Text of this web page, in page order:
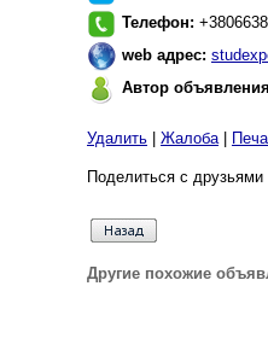
Телефон:
web адрес:
Автор
Удалить Жалоба|
Поделиться с
Другие похожие